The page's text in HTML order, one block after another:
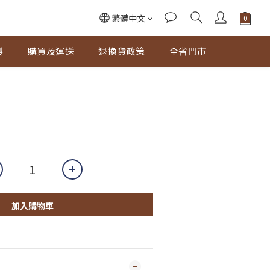
繁體中文
購買及運送 退換貨政策 全省門市
加入購物車